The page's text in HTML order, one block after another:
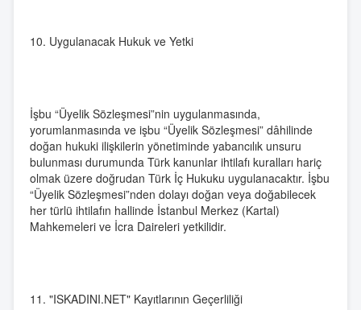
10. Uygulanacak Hukuk ve Yetki
İşbu “Üyelik Sözleşmesi”nin uygulanmasında,
yorumlanmasında ve işbu “Üyelik Sözleşmesi” dâhilinde
doğan hukuki ilişkilerin yönetiminde yabancılık unsuru
bulunması durumunda Türk kanunlar ihtilafı kuralları hariç
olmak üzere doğrudan Türk İç Hukuku uygulanacaktır. İşbu
“Üyelik Sözleşmesi”nden dolayı doğan veya doğabilecek
her türlü ihtilafın hallinde İstanbul Merkez (Kartal)
Mahkemeleri ve İcra Daireleri yetkilidir.
11. "ISKADINI.NET" Kayıtlarının Geçerliliği